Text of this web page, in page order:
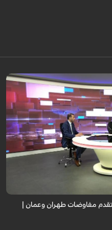
مفاوضات طهران وعمان |